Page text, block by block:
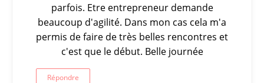
parfois. Etre entrepreneur demande
beaucoup d'agilité. Dans mon cas cela m'a
permis de faire de très belles rencontres et
c'est que le début. Belle journée
Répondre